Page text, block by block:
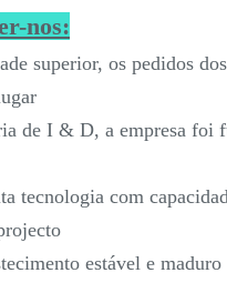
nos:
superior, os pedidos
de I & D, a empresa foi
tecnologia com
estável e maduro